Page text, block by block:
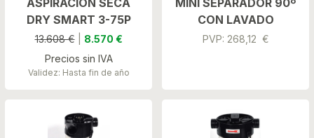
ASPIRACIÓN SECA
DRY SMART 3-75P
13.608 €| 8.570 €
Precios sin IVA
Validez: Hasta fin de año
MINI SEPARADOR 90º
CON LAVADO
PVP: 268,12 €